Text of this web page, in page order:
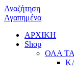
Αναζήτηση
Αγαπημένα
ΑΡΧΙΚΗ
Shop
ΟΛΑ